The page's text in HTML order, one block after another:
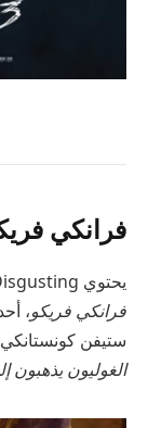
فرانكي
يحتوي Bloody-Disgusting أيضًا على بعض الصور الجديدة من
فرانكي فريكو،
ستيفن كونستانكي
الغوليون يذهبون